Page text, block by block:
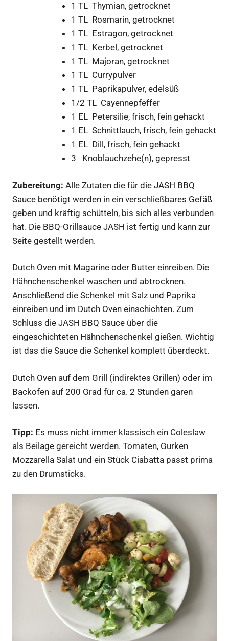
1 TL Thymian, getrocknet
1 TL Rosmarin, getrocknet
1 TL Estragon, getrocknet
1 TL Kerbel, getrocknet
1 TL Majoran, getrocknet
1 TL Currypulver
1 TL Paprikapulver, edelsüß
1/2 TL Cayennepfeffer
1 EL Petersilie, frisch, fein gehackt
1 EL Schnittlauch, frisch, fein gehackt
1 EL Dill, frisch, fein gehackt
3 Knoblauchzehe(n), gepresst
Zubereitung: Alle Zutaten die für die JASH BBQ
Sauce benötigt werden in ein verschließbares Gefäß
geben und kräftig schütteln, bis sich alles verbunden
hat. Die BBQ-Grillsauce JASH ist fertig und kann zur
Seite gestellt werden.
Dutch Oven mit Magarine oder Butter einreiben. Die
Hähnchenschenkel waschen und abtrocknen.
Anschließend die Schenkel mit Salz und Paprika
einreiben und im Dutch Oven einschichten. Zum
Schluss die JASH BBQ Sauce über die
eingeschichteten Hähnchenschenkel gießen. Wichtig
ist das die Sauce die Schenkel komplett überdeckt.
Dutch Oven auf dem Grill (indirektes Grillen) oder im
Backofen auf 200 Grad für ca. 2 Stunden garen
lassen.
Tipp: Es muss nicht immer klassisch ein Coleslaw
als Beilage gereicht werden. Tomaten, Gurken
Mozzarella Salat und ein Stück Ciabatta passt prima
zu den Drumsticks.